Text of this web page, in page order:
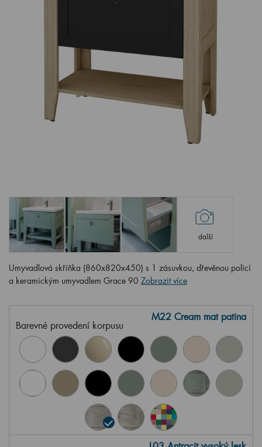
další
Umyvadlová skříňka (860x820x450) s 1 zásuvkou, dřevěnou policí
a keramickým umyvadlem Grace 90 Zobrazit více
Barevné provedení korpusu
M22 Cream mat patina